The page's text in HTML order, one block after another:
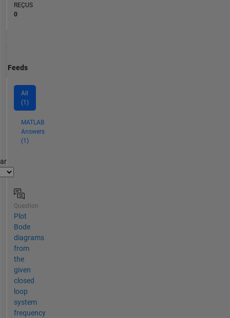
REÇUS
0
Feeds
All
(1)
MATLAB
Answers
(1)
Question
Plot
Bode
diagrams
from
the
given
closed
loop
system
frequency